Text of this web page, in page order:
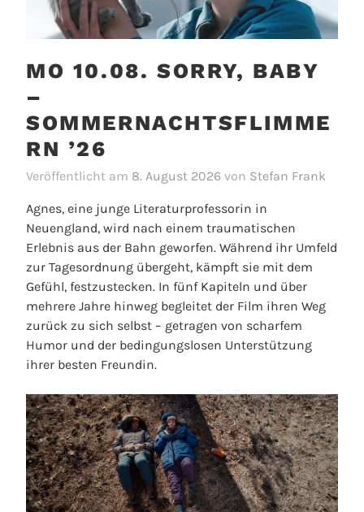
MO 10.08. SORRY, BABY
–
SOMMERNACHTSFLIMME
RN ’26
Veröffentlicht am 8. August 2026 von Stefan Frank
Agnes, eine junge Literaturprofessorin in
Neuengland, wird nach einem traumatischen
Erlebnis aus der Bahn geworfen. Während ihr Umfeld
zur Tagesordnung übergeht, kämpft sie mit dem
Gefühl, festzustecken. In fünf Kapiteln und über
mehrere Jahre hinweg begleitet der Film ihren Weg
zurück zu sich selbst – getragen von scharfem
Humor und der bedingungslosen Unterstützung
ihrer besten Freundin.